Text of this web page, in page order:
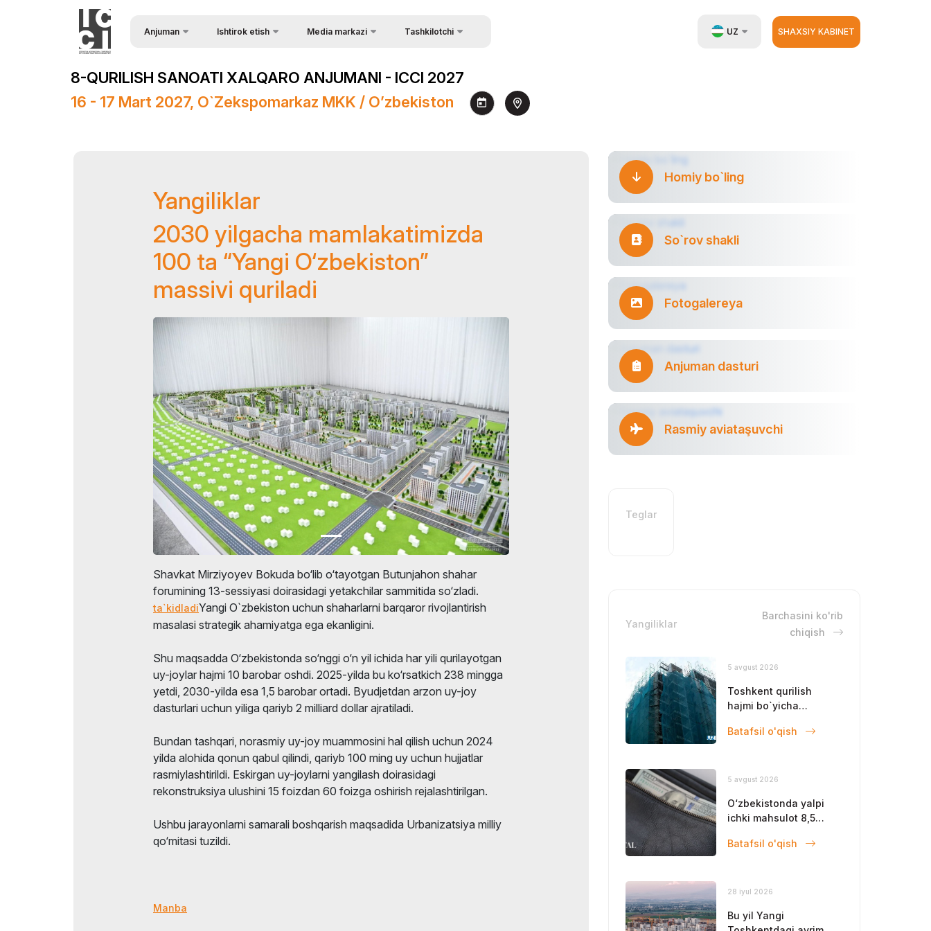
Anjuman
Anjuman natijalari
Ishtirok etish
Ma`ruzachilar ro`yxati
Media markazi
Fotogalereya
Tashkilotchi
Kонтакты
UZ SHAXSIY KABINET
8-QURILISH SANOATI XALQARO ANJUMANI - ICCI 2027
16 - 17 Mart 2027, O`zekspomarkaz MKK / O’zbekiston
Yangiliklar
2030 yilgacha mamlakatimizda
100 ta “Yangi O‘zbekiston”
massivi quriladi
Shavkat Mirziyoyev Bokuda bo‘lib o‘tayotgan Butunjahon shahar
forumining 13-sessiyasi doirasidagi yetakchilar sammitida so‘zladi.
ta`kidladiYangi O`zbekiston uchun shaharlarni barqaror rivojlantirish
masalasi strategik ahamiyatga ega ekanligini.
Shu maqsadda O‘zbekistonda so‘nggi o‘n yil ichida har yili qurilayotgan
uy-joylar hajmi 10 barobar oshdi. 2025-yilda bu ko‘rsatkich 238 mingga
yetdi, 2030-yilda esa 1,5 barobar ortadi. Byudjetdan arzon uy-joy
dasturlari uchun yiliga qariyb 2 milliard dollar ajratiladi.
Bundan tashqari, norasmiy uy-joy muammosini hal qilish uchun 2024
yilda alohida qonun qabul qilindi, qariyb 100 ming uy uchun hujjatlar
rasmiylashtirildi. Eskirgan uy-joylarni yangilash doirasidagi
rekonstruksiya ulushini 15 foizdan 60 foizga oshirish rejalashtirilgan.
Ushbu jarayonlarni samarali boshqarish maqsadida Urbanizatsiya milliy
qo‘mitasi tuzildi.
Manba
Homiy bo`ling
So`rov shakli
Fotogalereya
Anjuman dasturi
Rasmiy aviataşuvchi
Teglar
Yangiliklar
Barchasini ko'rib
chiqish
5 avgust 2026
Toshkent qurilish
hajmi bo`yicha
qoldi
Batafsil o'qish
5 avgust 2026
O‘zbekistonda yalpi
ichki mahsulot 8,5
Batafsil o'qish
28 iyul 2026
Bu yil Yangi